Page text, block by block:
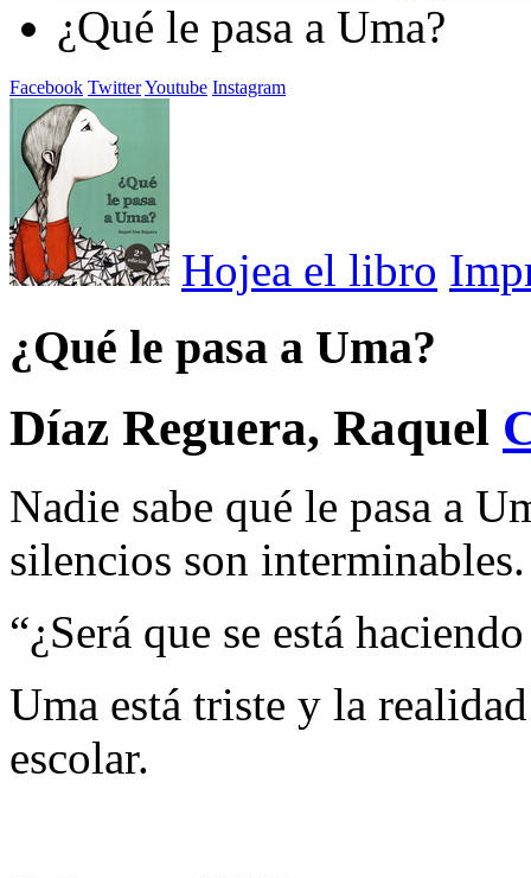
¿Qué le pasa a Uma?
Facebook TwitterYoutube Instagram
Hojea el libro
¿Qué le pasa a Uma?
Díaz Reguera, Raquel
Nadie sabe qué le pasa a
silencios son interminables.
“¿Será que se está
Uma está triste y la
escolar.